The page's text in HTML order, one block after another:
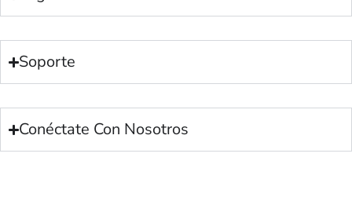
Soporte
Conéctate Con Nosotros